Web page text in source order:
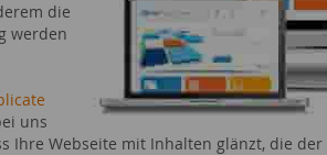
die
werden
uns
Ihre Webseite mit Inhalten glänzt, die der